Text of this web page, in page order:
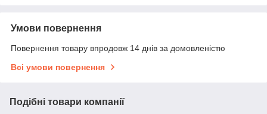
Умови повернення
Повернення товару впродовж 14 днів за домовленістю
Всі умови повернення
Подібні товари компанії